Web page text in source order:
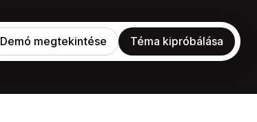
Demó megtekintése Téma kipróbálása